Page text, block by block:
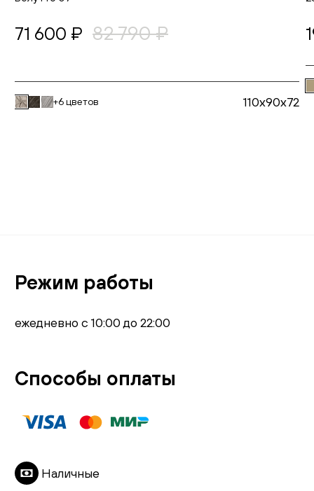
71 600 ₽ 82 790 ₽
+6 цветов
110x90x72
Режим работы
ежедневно с 10:00 до 22:00
Способы оплаты
Наличные